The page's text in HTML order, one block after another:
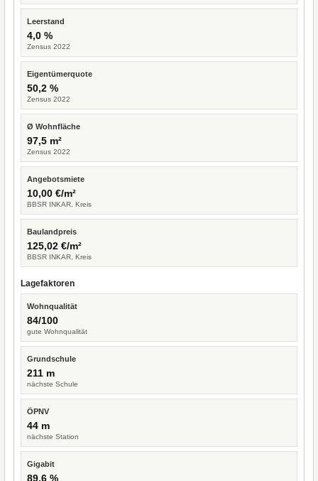
Leerstand
4,0 %
Zensus 2022
Eigentümerquote
50,2 %
Zensus 2022
Ø Wohnfläche
97,5 m²
Zensus 2022
Angebotsmiete
10,00 €/m²
BBSR INKAR, Kreis
Baulandpreis
125,02 €/m²
BBSR INKAR, Kreis
Lagefaktoren
Wohnqualität
84/100
gute Wohnqualität
Grundschule
211 m
nächste Schule
ÖPNV
44 m
nächste Station
Gigabit
89,6 %